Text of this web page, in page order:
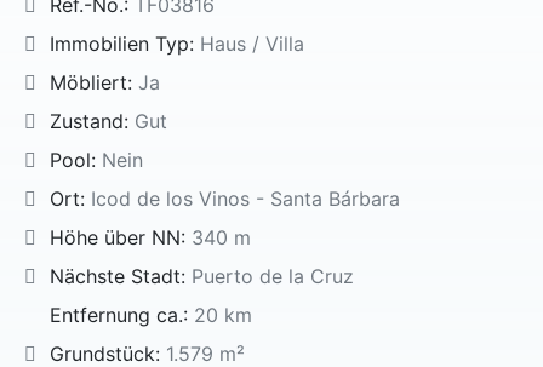
Immobilien Typ: Haus / Villa
Möbliert: Ja
Zustand: Gut
Pool: Nein
Ort: Icod de los Vinos - Santa Bárbara
Höhe über NN: 340 m
Nächste Stadt: Puerto de la Cruz
Entfernung ca.: 20 km
Grundstück: 1.579 m²